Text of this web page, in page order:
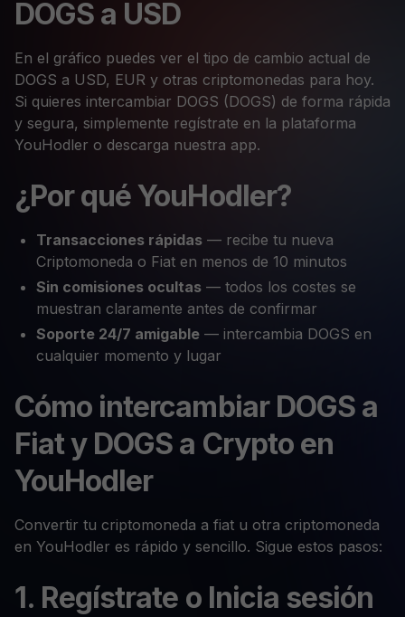
DOGS a USD
En el gráfico puedes ver el tipo de cambio actual de
DOGS a USD, EUR y otras criptomonedas para hoy.
Si quieres intercambiar DOGS (DOGS) de forma rápida
y segura, simplemente regístrate en la plataforma
YouHodler o descarga nuestra app.
¿Por qué YouHodler?
Transacciones rápidas — recibe tu nueva
Criptomoneda o Fiat en menos de 10 minutos
Sin comisiones ocultas — todos los costes se
muestran claramente antes de confirmar
Soporte 24/7 amigable — intercambia DOGS en
cualquier momento y lugar
Cómo intercambiar DOGS a
Fiat y DOGS a Crypto en
YouHodler
Convertir tu criptomoneda a fiat u otra criptomoneda
en YouHodler es rápido y sencillo. Sigue estos pasos:
1. Regístrate o Inicia sesión